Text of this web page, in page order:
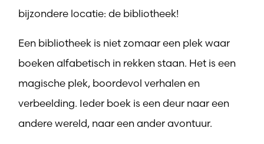
bijzondere locatie: de bibliotheek!
Een bibliotheek is niet zomaar een plek waar
boeken alfabetisch in rekken staan. Het is een
magische plek, boordevol verhalen en
verbeelding. Ieder boek is een deur naar een
andere wereld, naar een ander avontuur.